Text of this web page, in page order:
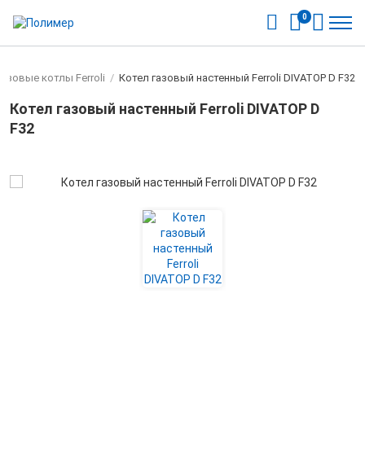
0
котлы Ferroli / Котел газовый настенный Ferroli DIVATOP D F32
Котел газовый настенный Ferroli DIVATOP D
F32